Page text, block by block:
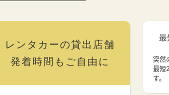
レンタカーの貸出店舗
発着時間もご自由に
最
突然
最短
す。